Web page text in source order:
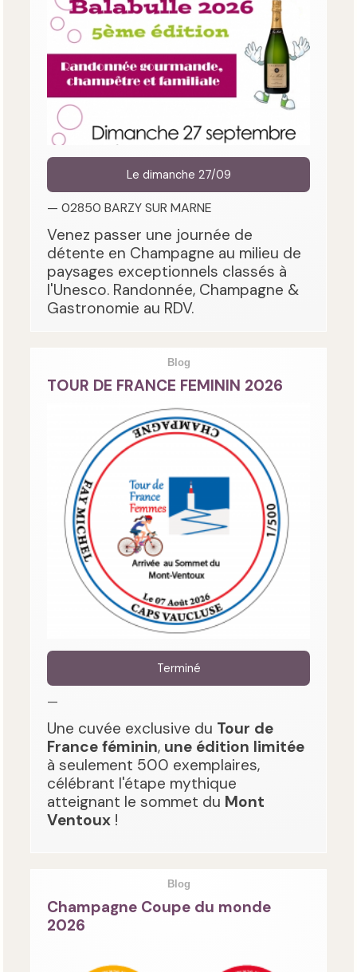
Le dimanche 27/09
— 02850 BARZY SUR MARNE
Venez passer une journée de
détente en Champagne au milieu de
paysages exceptionnels classés à
l'Unesco. Randonnée, Champagne &
Gastronomie au RDV.
Blog
TOUR DE FRANCE FEMININ 2026
Terminé
—
Une cuvée exclusive du Tour de
France féminin, une édition limitée
à seulement 500 exemplaires,
célébrant l'étape mythique
atteignant le sommet du Mont
Ventoux !
Blog
Champagne Coupe du monde
2026